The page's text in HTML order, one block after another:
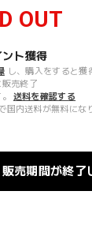
OUT
ト獲得
し、購入をすると獲
売終了
送料を確認する
内送料が無料にな
販売期間が終了